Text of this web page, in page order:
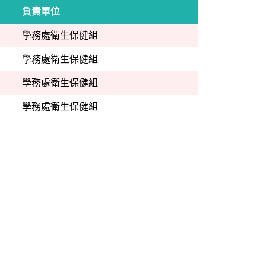
負責單位
學務處衛生保健組
學務處衛生保健組
學務處衛生保健組
學務處衛生保健組